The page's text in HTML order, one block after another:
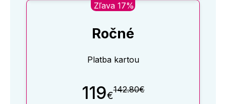
Zľava 17%
Ročné
Platba kartou
119€142.80€